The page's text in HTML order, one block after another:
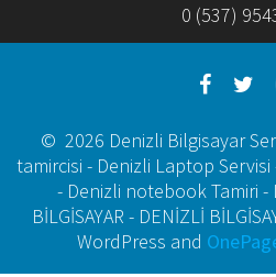
0 (537)
© 2026 Denizli Bilgisayar
tamircisi - Denizli Laptop
- Denizli notebook Tamiri -
BİLGİSAYAR - DENİZLİ
WordPress and